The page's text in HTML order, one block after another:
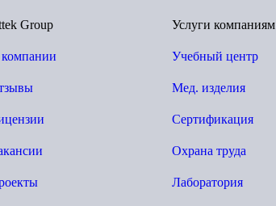
Group Услуги компаниям
Учебный центр
Мед. изделия
Сертификация
Охрана труда
Лаборатория